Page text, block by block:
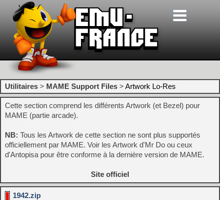
Utilitaires > MAME Support Files > Artwork Lo-Res
Cette section comprend les différents Artwork (et Bezel) pour
MAME (partie arcade).
NB: Tous les Artwork de cette section ne sont plus supportés
officiellement par MAME. Voir les Artwork d'Mr Do ou ceux
d'Antopisa pour être conforme à la dernière version de MAME.
Site officiel
1942.zip